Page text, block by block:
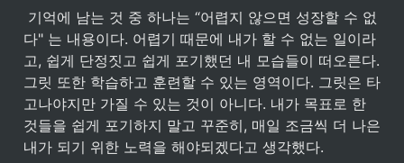
다" 는 내용이다. 어렵기 때문에 내가 할 수 없는 일이라
고, 쉽게 단정짓고 쉽게 포기했던 내 모습들이 떠오른다.
그릿 또한 학습하고 훈련할 수 있는 영역이다. 그릿은 타
고나야지만 가질 수 있는 것이 아니다. 내가 목표로 한
것들을 쉽게 포기하지 말고 꾸준히, 매일 조금씩 더 나은
내가 되기 위한 노력을 해야되겠다고 생각했다.